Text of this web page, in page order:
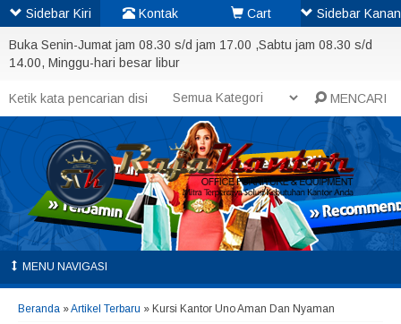
Buka Senin-Jumat jam 08.30 s/d jam 17.00 ,Sabtu jam 08.30 s/d
14.00, Minggu-hari besar libur
MENCARI
MENU NAVIGASI
Beranda »Artikel Terbaru » Kursi Kantor Uno Aman Dan Nyaman
Sidebar Kiri Kontak Cart Sidebar Kanan